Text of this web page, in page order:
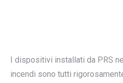
I dispositivi installati da PRS
incendi sono tutti